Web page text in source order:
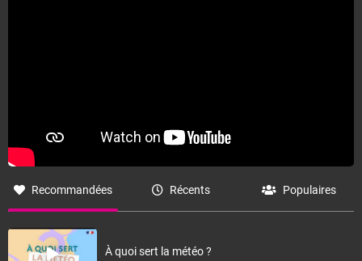
Recommandées Récents Populaires
À quoi sert la météo ?